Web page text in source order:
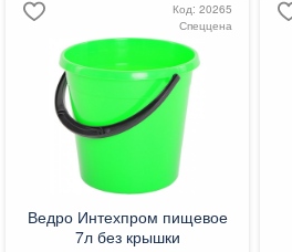
Код: 20265
Спеццена
Ведро Интехпром пищевое
7л без крышки